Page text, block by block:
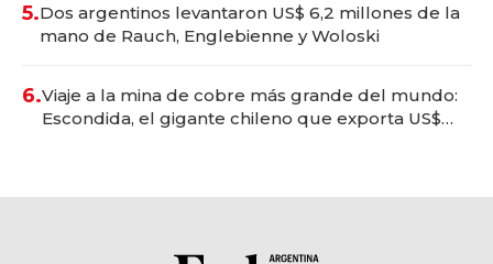
5.Dos argentinos levantaron US$ 6,2 millones de la
mano de Rauch, Englebienne y Woloski
6.Viaje a la mina de cobre más grande del mundo:
Escondida, el gigante chileno que exporta US$